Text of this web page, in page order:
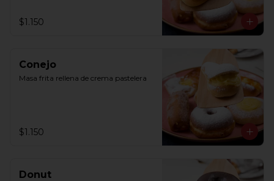
$1.150
Conejo
Masa frita rellena de crema pastelera
$1.150
Donut